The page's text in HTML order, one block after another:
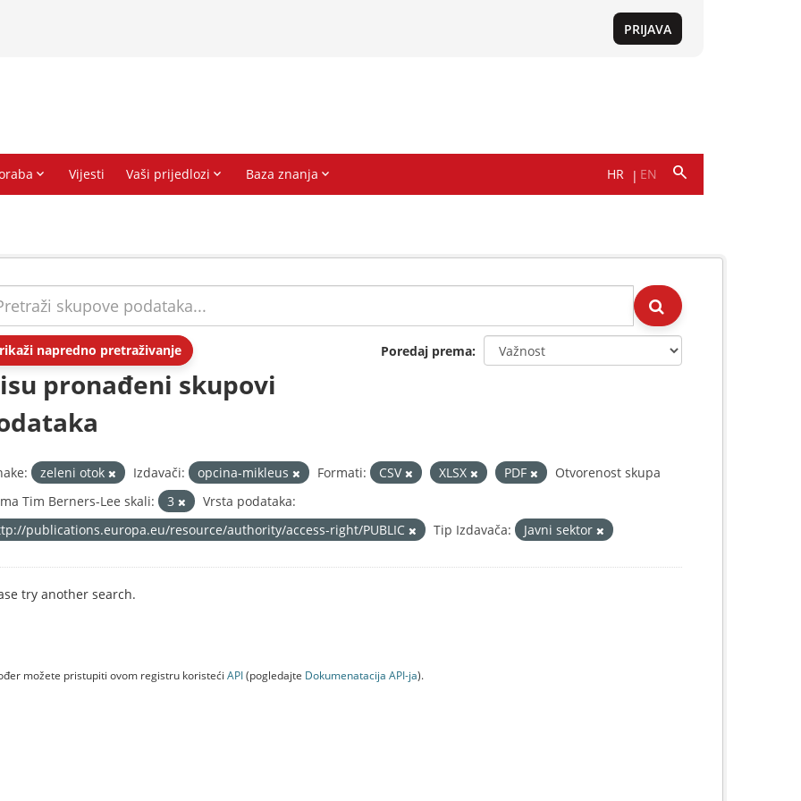
napredno pretraživanje Poredaj prema
pronađeni skupovi
zeleni otok Izdavači: opcina-mikleus Formati: CSV XLSX PDF
Otvorenost skupa
Tim Berners-Lee skali:
3
Vrsta podataka:
publications.europa.eu/resource/authority/access-right/PUBLIC
Tip Izdavača: Javni sektor
try another search.
možete pristupiti ovom registru koristeći API(pogledajte Dokumenаtаcijа API-jа).